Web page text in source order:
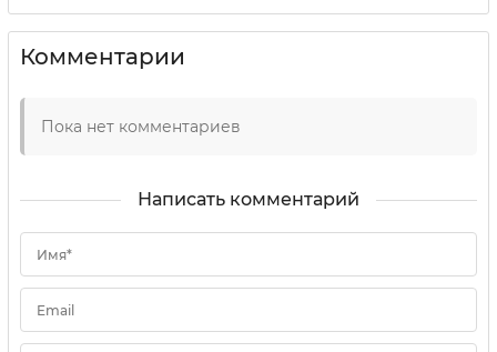
Комментарии
Пока нет комментариев
Написать комментарий
Имя*
Email